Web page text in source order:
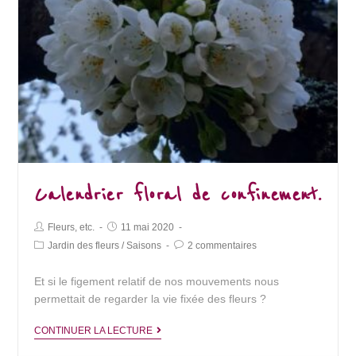
Calendrier floral de confinement.
Post
Author:
Fleurs, etc.
Post11 mai 2020
PostJardin des fleurs / Saisons
Post2 commentaires
Et si le figement relatif de nos mouvements nous
permettait de regarder la vie fixée des fleurs ?
CONTINUER LA LECTURE
Calendrier